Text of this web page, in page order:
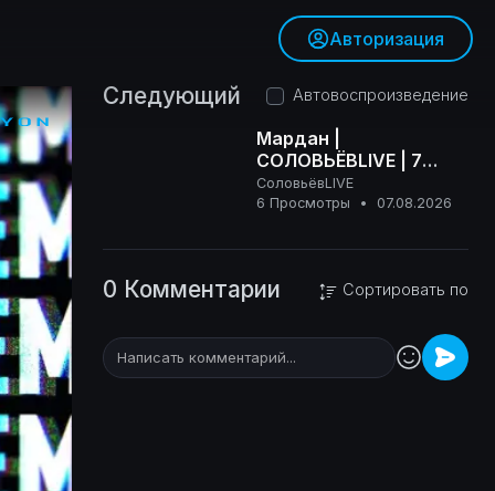
Авторизация
Следующий Автовоспроизведение
Мардан |
СОЛОВЬЁВLIVE | 7
августа 2026 года
СоловьёвLIVE
6 Просмотры
• 07.08.2026
0 Комментарии Сортировать по